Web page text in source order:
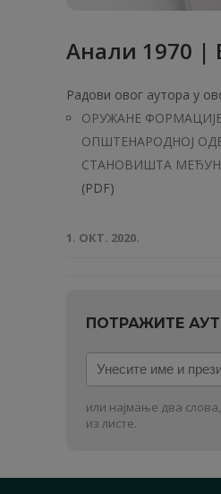
Анaли 1970 |
Радови овог аутора у
ОРУЖАНЕ
ОПШТЕНАРОДНОЈ
СТАНОВИШТА
(PDF)
1. ОКТ. 2020.
ПОТРАЖИТЕ
Унесите
име
и
презиме
или најмање два
из листе.